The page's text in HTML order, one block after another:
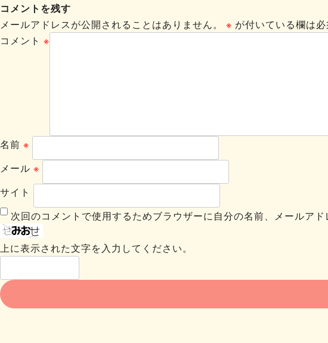
コメントを残す
メールアドレスが公開されることはありません。
※ が付いている欄は
コメント ※
名前 ※
メール ※
サイト
次回のコメントで使用するためブラウザーに自分の名前、メールアド
上に表示された文字を入力してください。